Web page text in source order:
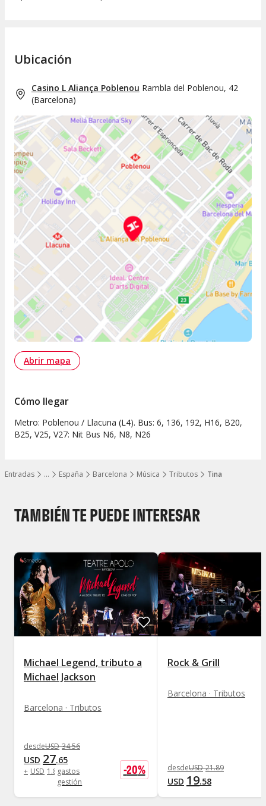
…
Mostrar todos los niveles
Entradas España Barcelona Música Tributos Tina
Ubicación
Casino L Aliança Poblenou Rambla del Poblenou, 42
(Barcelona)
Abrir mapa
Cómo llegar
Metro: Poblenou / Llacuna (L4). Bus: 6, 136, 192, H16, B20,
B25, V25, V27: Nit Bus N6, N8, N26
TAMBIÉN TE PUEDE INTERESAR
Michael Legend, tributo a
Michael Jackson
Barcelona · Tributos
desdeUSD 34.56
USD 27.65
+ USD 1 .80gastos
gestión
-20%
Rock & Grill
Barcelona · Tributos
desdeUSD 21.89
USD 19.58